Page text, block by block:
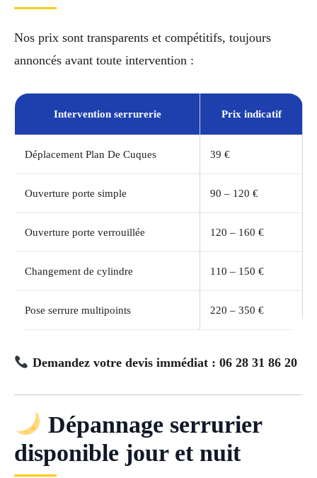
Nos prix sont transparents et compétitifs, toujours
annoncés avant toute intervention :
Intervention serrurerie Prix indicatif
Déplacement Plan De Cuques 39 €
Ouverture porte simple 90 – 120 €
Ouverture porte verrouillée 120 – 160 €
Changement de cylindre 110 – 150 €
Pose serrure multipoints 220 – 350 €
Demandez votre devis immédiat : 06 28 31 86 20
Dépannage serrurier
disponible jour et nuit